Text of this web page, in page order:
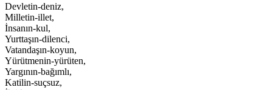
Devletin-deniz,
Milletin-illet,
İnsanın-kul,
Yurttaşın-dilenci,
Vatandaşın-koyun,
Yürütmenin-yürüten,
Yargının-bağımlı,
Katilin-suçsuz,